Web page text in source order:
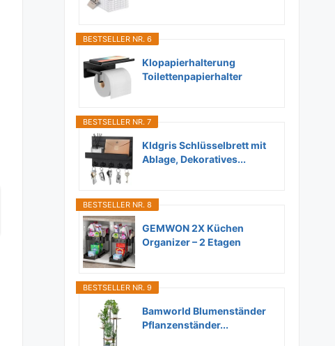
BESTSELLER NR. 6
Klopapierhalterung
Toilettenpapierhalter
BESTSELLER NR. 7
Kldgris Schlüsselbrett mit
Ablage, Dekoratives...
BESTSELLER NR. 8
GEMWON 2X Küchen
Organizer – 2 Etagen
BESTSELLER NR. 9
Bamworld Blumenständer
Pflanzenständer...